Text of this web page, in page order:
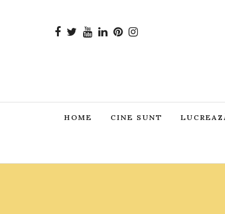
HOME CINE SUNT